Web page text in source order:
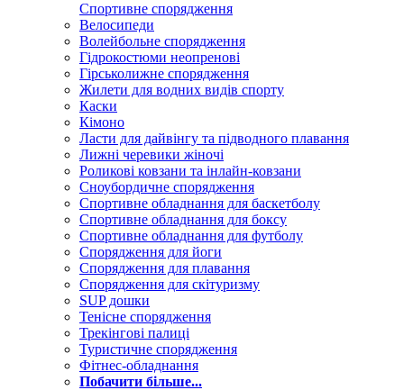
Спортивне спорядження
Велосипеди
Волейбольне спорядження
Гідрокостюми неопренові
Гірськолижне спорядження
Жилети для водних видів спорту
Каски
Кімоно
Ласти для дайвінгу та підводного плавання
Лижні черевики жіночі
Роликові ковзани та інлайн-ковзани
Сноубордичне спорядження
Спортивне обладнання для баскетболу
Спортивне обладнання для боксу
Спортивне обладнання для футболу
Спорядження для йоги
Спорядження для плавання
Спорядження для скітуризму
SUP дошки
Тенісне спорядження
Трекінгові палиці
Туристичне спорядження
Фітнес-обладнання
Побачити більше...